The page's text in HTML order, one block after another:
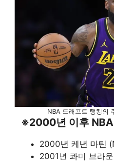
NBA 드래프트 탱킹의
※2000년 이후 NBA
2000년 케년 마틴
2001년 콰미 브라